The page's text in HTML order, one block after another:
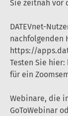
Sie zeitnah vor
DATEVnet-
nachfolgenden
https://
Testen Sie hier:
für ein
Webinare, die
GoToWebinar